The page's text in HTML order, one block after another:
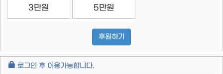
3만원 5만원
후원하기
로그인 후 이용가능합니다.